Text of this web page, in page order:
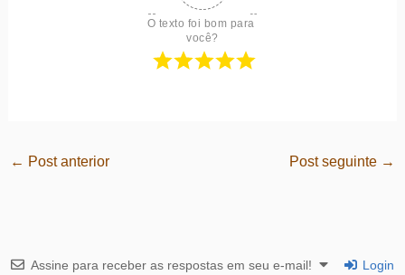
O texto foi bom para
você?
← Post anterior Post seguinte →
Assine para receber as respostas em seu e-mail! Login